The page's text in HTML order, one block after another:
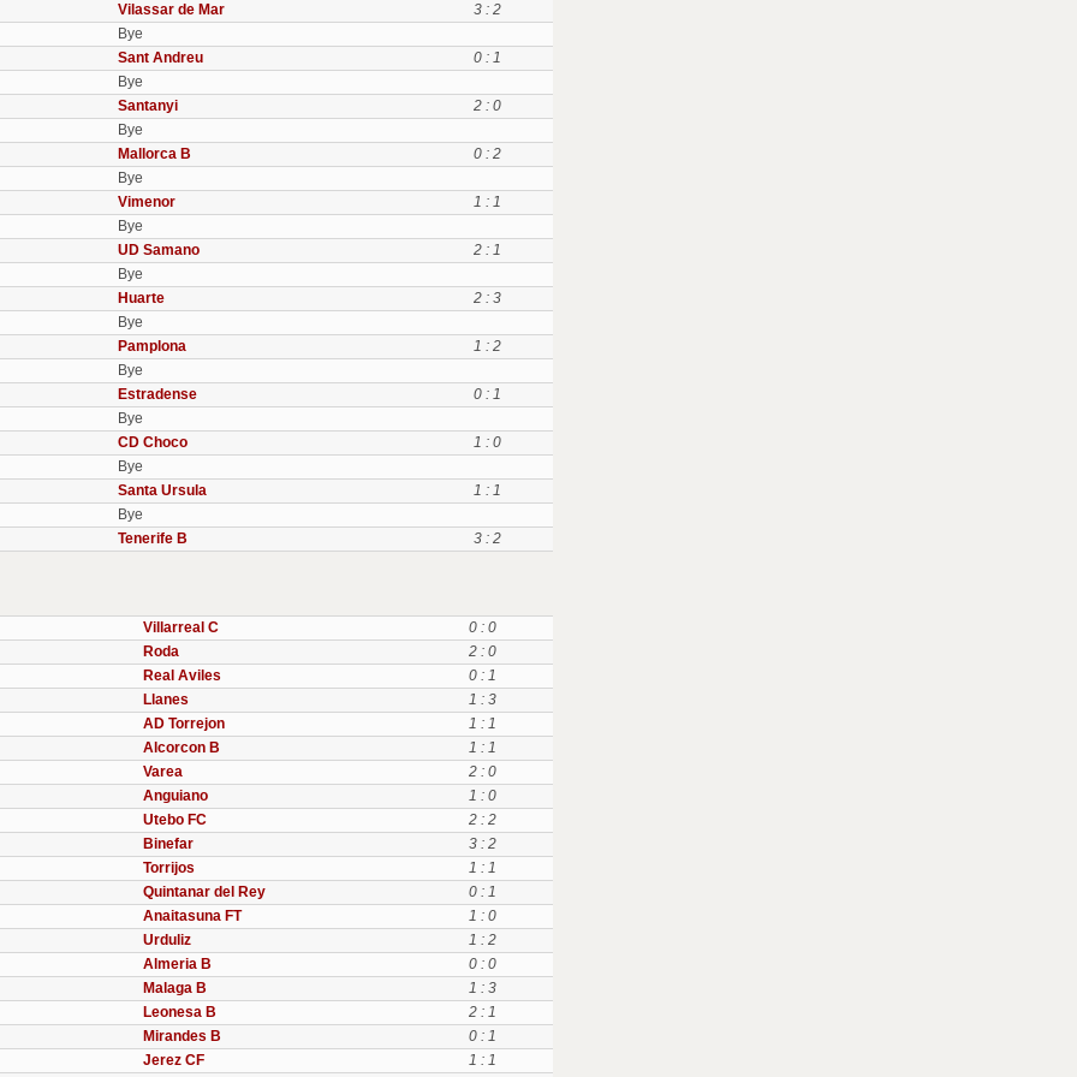
Vilassar de Mar
3 : 2
Bye
Sant Andreu
0 : 1
Bye
Santanyi
2 : 0
Bye
Mallorca B
0 : 2
Bye
Vimenor
1 : 1
Bye
UD Samano
2 : 1
Bye
Huarte
2 : 3
Bye
Pamplona
1 : 2
Bye
Estradense
0 : 1
Bye
CD Choco
1 : 0
Bye
Santa Ursula
1 : 1
Bye
Tenerife B
3 : 2
Villarreal C
0 : 0
Roda
2 : 0
Real Aviles
0 : 1
Llanes
1 : 3
AD Torrejon
1 : 1
Alcorcon B
1 : 1
Varea
2 : 0
Anguiano
1 : 0
Utebo FC
2 : 2
Binefar
3 : 2
Torrijos
1 : 1
Quintanar del Rey
0 : 1
Anaitasuna FT
1 : 0
Urduliz
1 : 2
Almeria B
0 : 0
Malaga B
1 : 3
Leonesa B
2 : 1
Mirandes B
0 : 1
Jerez CF
1 : 1